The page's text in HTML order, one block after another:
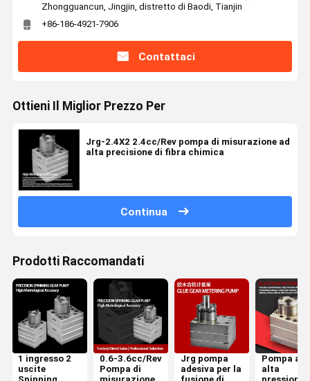
Zhongguancun, Jingjin, distretto di Baodi, Tianjin
+86-186-4921-7906
Contattaci
Ottieni Il Miglior Prezzo Per
Jrg-2.4X2 2.4cc/Rev pompa di misurazione ad
alta precisione di fibra chimica
Continua
Prodotti Raccomandati
1 ingresso 2
uscite
0.6-3.6cc/Rev
Pompa di
Jrg pompa
adesiva per la
Pompa ad
alta